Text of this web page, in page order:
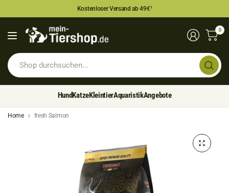
Kostenloser Versand ab 49€¹
0
HundKatzeKleintierAquaristikAngebote
Home fresh Salmon